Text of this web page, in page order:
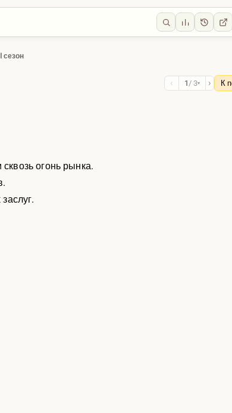
сезон
‹ 1 / 3▾ › К
огонь рынка.